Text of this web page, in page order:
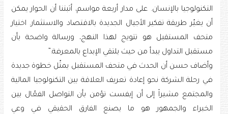
التكنولوجيا بالإنسان. على مدار أربعة مواسم، أثبتنا أن الحوار يمكن
أن يغيّر طريقة تفكير الأجيال الجديدة بالاقتصاد والاستثمار. اختيار
متحف المستقبل هو تتويج لهذا النهج، ورسالة واضحة بأن
مستقبل التداول يبدأ من حيث يلتقي الإبداع بالمعرفة.”
وأضاف حسن أن الحدث في متحف المستقبل يمثّل خطوة جديدة
في رحلة الشركة نحو إعادة تعريف العلاقة بين التكنولوجيا المالية
والمجتمع مشيراً إلى أن إيفست تؤمن بأن التواصل الفعّال بين
الخبراء والجمهور هو ما يصنع الفارق الحقيقي في وعي